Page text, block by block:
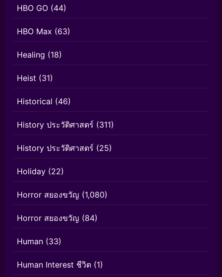
HBO GO (44)
HBO Max (63)
Healing (18)
Heist (31)
Historical (46)
History ประวัติศาสตร์ (311)
History ประวัติศาสตร์ (25)
Holiday (22)
Horror สยองขวัญ (1,080)
Horror สยองขวัญ (84)
Human (33)
Human Interest ชีวิต (1)